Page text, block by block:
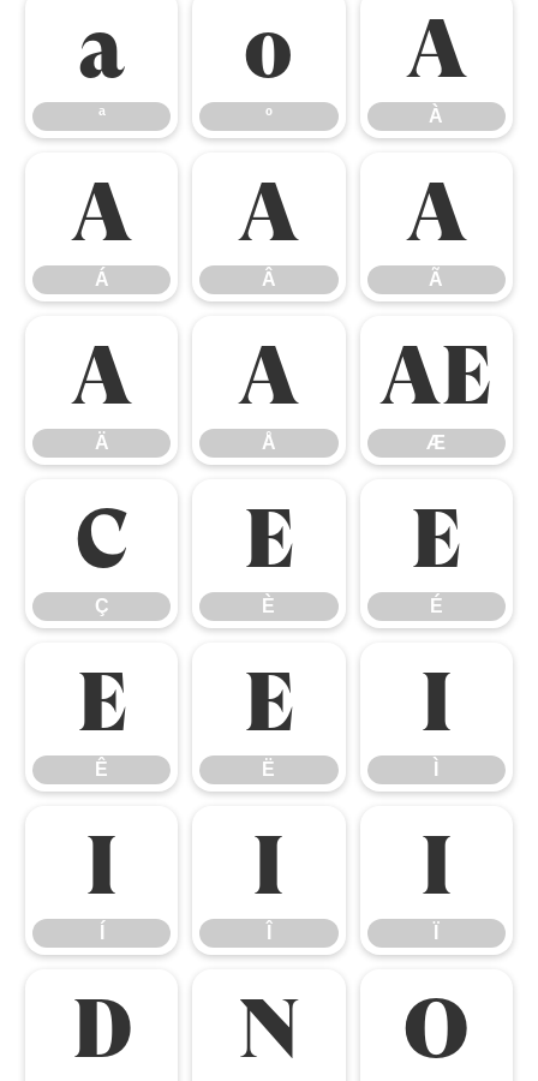
ª
ª
º
º
À
À
Á
Á
Â
Â
Ã
Ã
Ä
Ä
Å
Å
Æ
Æ
Ç
Ç
È
È
É
É
Ê
Ê
Ë
Ë
Ì
Í Î Ï
Ð Ñ Ò